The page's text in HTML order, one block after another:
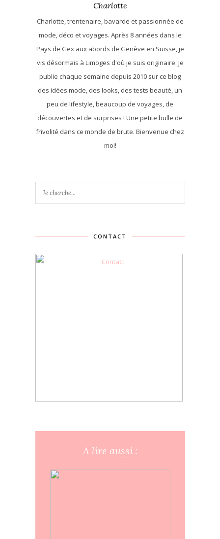
Charlotte
Charlotte, trentenaire, bavarde et passionnée de
mode, déco et voyages. Après 8 années dans le
Pays de Gex aux abords de Genève en Suisse, je
vis désormais à Limoges d'où je suis originaire. Je
publie chaque semaine depuis 2010 sur ce blog
des idées mode, des looks, des tests beauté, un
peu de lifestyle, beaucoup de voyages, de
découvertes et de surprises ! Une petite bulle de
frivolité dans ce monde de brute. Bienvenue chez
moi!
CONTACT
A lire aussi :